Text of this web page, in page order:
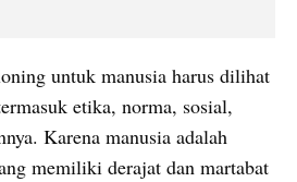
untuk manusia harus dilihat
etika, norma, sosial,
Karena manusia adalah
memiliki derajat dan martabat